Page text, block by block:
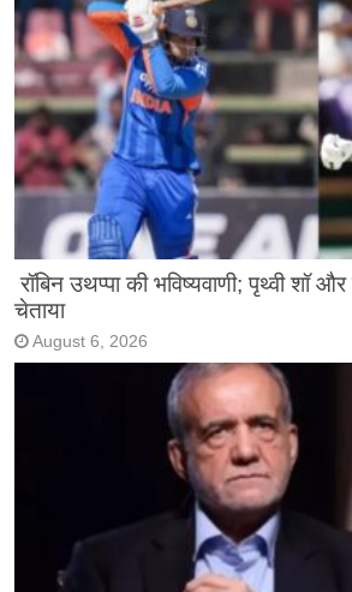
रॉबिन उथप्पा की भविष्यवाणी; पृथ्वी शॉ
चेताया
August 6, 2026